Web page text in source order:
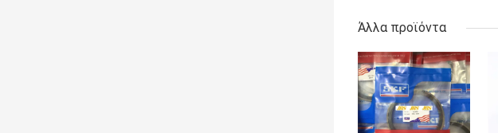
Άλλα προϊόντα